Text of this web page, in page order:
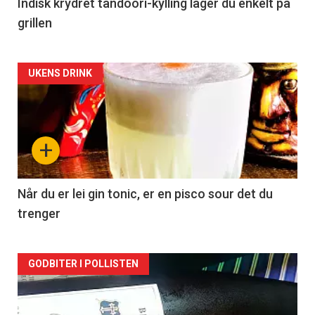
Indisk krydret tandoori-kylling lager du enkelt på
grillen
Forsiden
akkurat
nå
-
2
+
UKENS DRINK
Når du er lei gin tonic, er en pisco sour det du
trenger
Forsiden
akkurat
GODBITER I POLLISTEN